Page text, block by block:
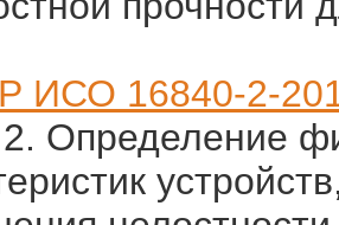
ИСО 16840-2-
Определение